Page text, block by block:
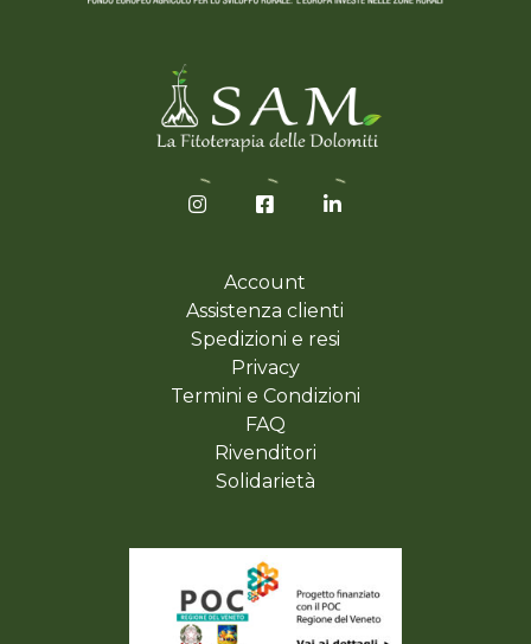
Account
Assistenza clienti
Spedizioni e resi
Privacy
Termini e Condizioni
FAQ
Rivenditori
Solidarietà